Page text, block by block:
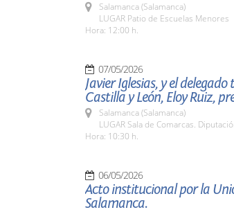
Salamanca (Salamanca)
LUGAR Patio de Escuelas Menores
Hora: 12:00 h.
07/05/2026
Javier Iglesias, y el
Castilla y León, Eloy Ruiz,
Salamanca (Salamanca)
LUGAR Sala de Comarcas.
Hora: 10:30 h.
06/05/2026
Acto institucional por la
Salamanca.